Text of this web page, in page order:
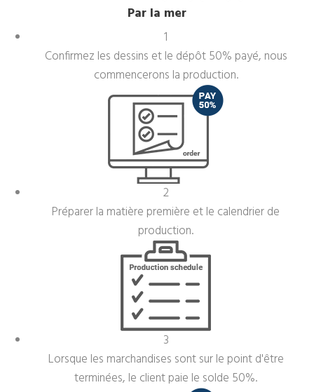
Par la mer
1
Confirmez les dessins et le dépôt 50% payé, nous
commencerons la production.
2
Préparer la matière première et le calendrier de
production.
3
Lorsque les marchandises sont sur le point d'être
terminées, le client paie le solde 50%.